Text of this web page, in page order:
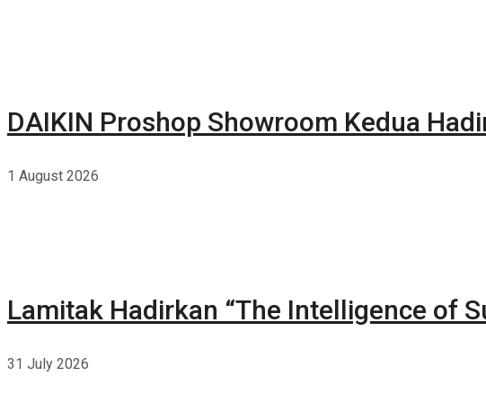
DAIKIN Proshop Showroom Kedua
1 August 2026
Lamitak Hadirkan “The Intelligence of
31 July 2026